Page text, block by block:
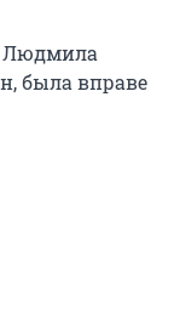
Людмила
была вправе